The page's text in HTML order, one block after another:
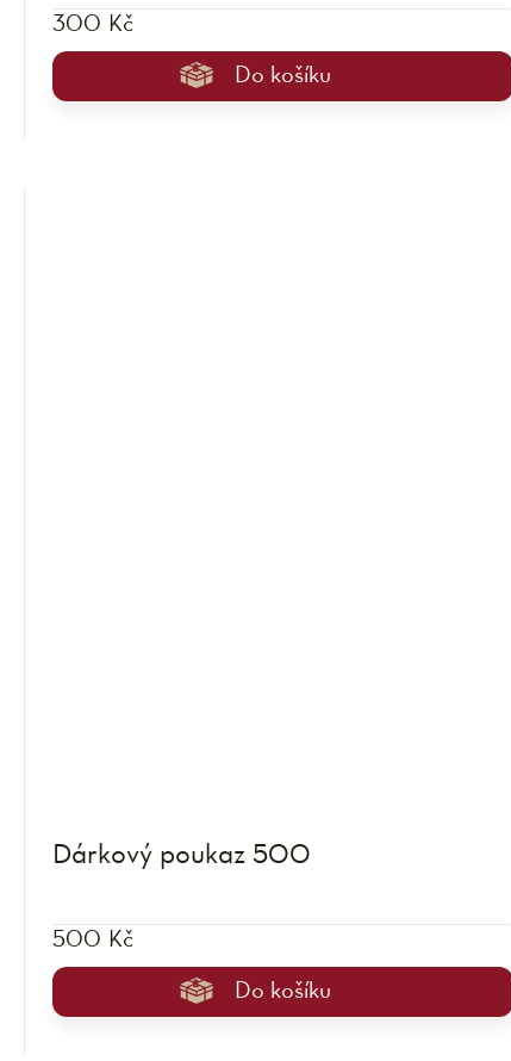
300 Kč
Do košíku
Dárkový poukaz 500
500 Kč
Do košíku